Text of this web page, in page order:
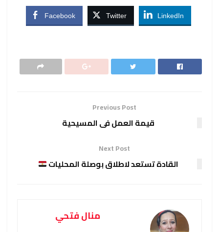
Facebook Twitter LinkedIn
Previous Post
قيمة العمل فى المسيحية
Next Post
القادة تستعد لاطلاق بوصلة المحليات
منال فتحي